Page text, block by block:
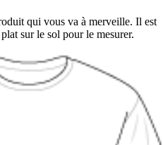
qui vous va à merveille. Il est
sur le sol pour le mesurer.